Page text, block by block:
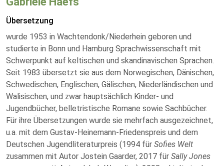
Übersetzung
wurde 1953 in Wachtendonk/Niederhein geboren und
studierte in Bonn und Hamburg Sprachwissenschaft mit
Schwerpunkt auf keltischen und skandinavischen Sprachen.
Seit 1983 übersetzt sie aus dem Norwegischen, Dänischen,
Schwedischen, Englischen, Gälischen, Niederländischen und
Walisischen, und zwar hauptsächlich Kinder- und
Jugendbücher, belletristische Romane sowie Sachbücher.
Für ihre Übersetzungen wurde sie mehrfach ausgezeichnet,
u.a. mit dem Gustav-Heinemann-Friedenspreis und dem
Deutschen Jugendliteraturpreis (1994 für Sofies Welt
zusammen mit Autor Jostein Gaarder, 2017 für Sally Jones